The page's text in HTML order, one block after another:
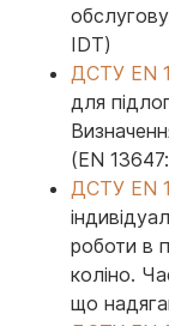
IDT)
ДСТУ EN
для
(EN
ДСТУ EN
роботи в
коліно.
що